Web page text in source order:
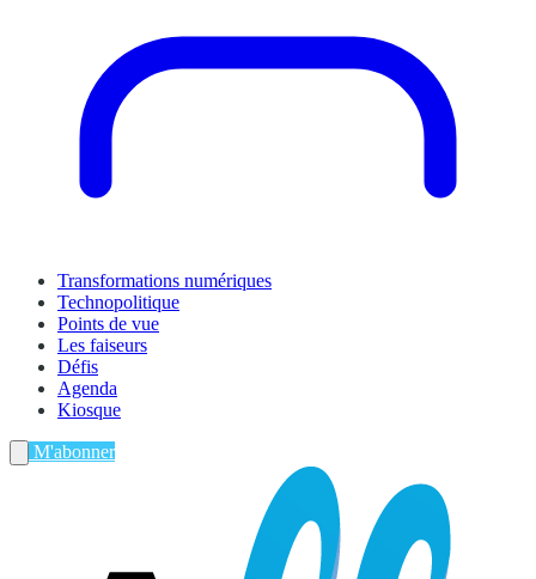
Transformations numériques
Technopolitique
Points de vue
Les faiseurs
Défis
Agenda
Kiosque
M'abonner